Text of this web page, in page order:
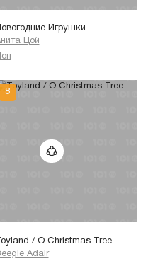
Игрушки
Цой
/ O Christmas Tree
Adair